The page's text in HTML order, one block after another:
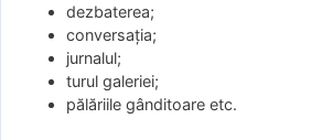
dezbaterea;
conversația;
jurnalul;
turul galeriei;
pălăriile gânditoare etc.